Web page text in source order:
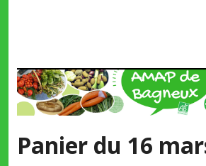
Panier du 16